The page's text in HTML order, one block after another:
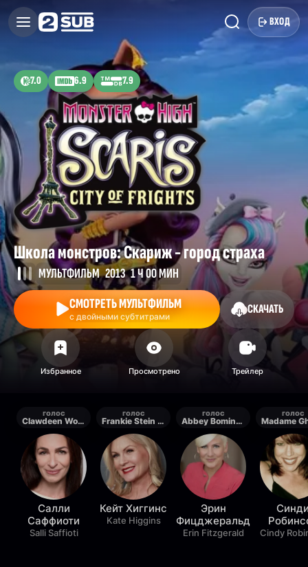
ВХОД
7.0 6.9 7.9
Школа монстров: Скариж - город страха
МУЛЬТФИЛЬМ 2013 1 Ч 00 МИН
СМОТРЕТЬ МУЛЬТФИЛЬМ
с двойными субтитрами
СКАЧАТЬ
голос
Clawdeen Wolf / Cleo de Nile
Салли
Саффиоти
Salli Saffioti
голос
Frankie Stein / Airport Announcer / Catrine DeMew
Кейт Хиггинс
Kate Higgins
голос
Abbey Bominable / Rochelle Goyle / C.A. Cupid / Spectra
Эрин
Фицджеральд
Erin Fitzgerald
голос
Cindy